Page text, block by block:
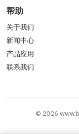
帮助
关于我们
新闻中心
产品应用
联系我们
© 2026